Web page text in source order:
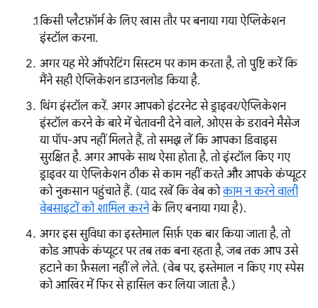
किसी प्लैटफ़ॉर्म के लिए खास तौर पर बनाया गया ऐप्लिकेशन
इंस्टॉल करना.
अगर यह मेरे ऑपरेटिंग सिस्टम पर काम करता है, तो पुष्टि करें कि
मैंने सही ऐप्लिकेशन डाउनलोड किया है.
थिंग इंस्टॉल करें. अगर आपको इंटरनेट से ड्राइवर/ऐप्लिकेशन
इंस्टॉल करने के बारे में चेतावनी देने वाले, ओएस के डरावने मैसेज
या पॉप-अप नहीं मिलते हैं, तो समझ लें कि आपका डिवाइस
सुरक्षित है. अगर आपके साथ ऐसा होता है, तो इंस्टॉल किए गए
ड्राइवर या ऐप्लिकेशन ठीक से काम नहीं करते और आपके कंप्यूटर
को नुकसान पहुंचाते हैं. (याद रखें कि वेब कोकाम न करने वाली
वेबसाइटों को शामिल करनेके लिए बनाया गया है).
अगर इस सुविधा का इस्तेमाल सिर्फ़ एक बार किया जाता है, तो
कोड आपके कंप्यूटर पर तब तक बना रहता है, जब तक आप उसे
हटाने का फ़ैसला नहीं ले लेते. (वेब पर, इस्तेमाल न किए गए स्पेस
को आखिर में फिर से हासिल कर लिया जाता है.)